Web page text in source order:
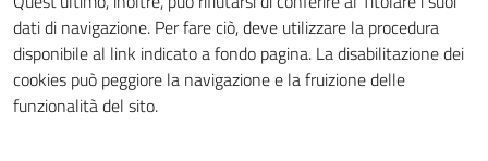
dati di navigazione. Per fare ciò, deve utilizzare la procedura
disponibile al link indicato a fondo pagina. La disabilitazione dei
cookies può peggiore la navigazione e la fruizione delle
funzionalità del sito.